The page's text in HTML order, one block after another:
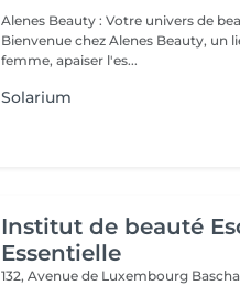
Alenes Beauty : Votre univers de
Bienvenue chez Alenes Beauty, un
femme, apaiser l'es...
Solarium
Institut de beauté
Essentielle
132, Avenue de Luxembourg